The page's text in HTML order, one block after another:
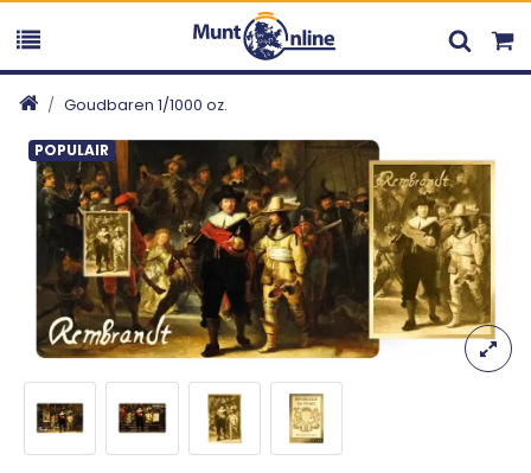
Goudbaren 1/1000 oz.
POPULAIR